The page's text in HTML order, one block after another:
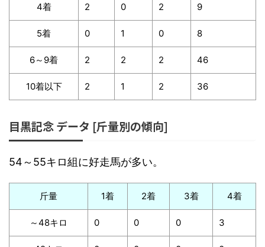
4着 2 0 2 9
5着 0 1 0 8
6～9着 2 2 2 46
10着以下 2 1 2 36
目黒記念 データ [斤量別の傾向]
54～55キロ組に好走馬が多い。
斤量 1着 2着 3着 4着
～48キロ 0 0 0 3